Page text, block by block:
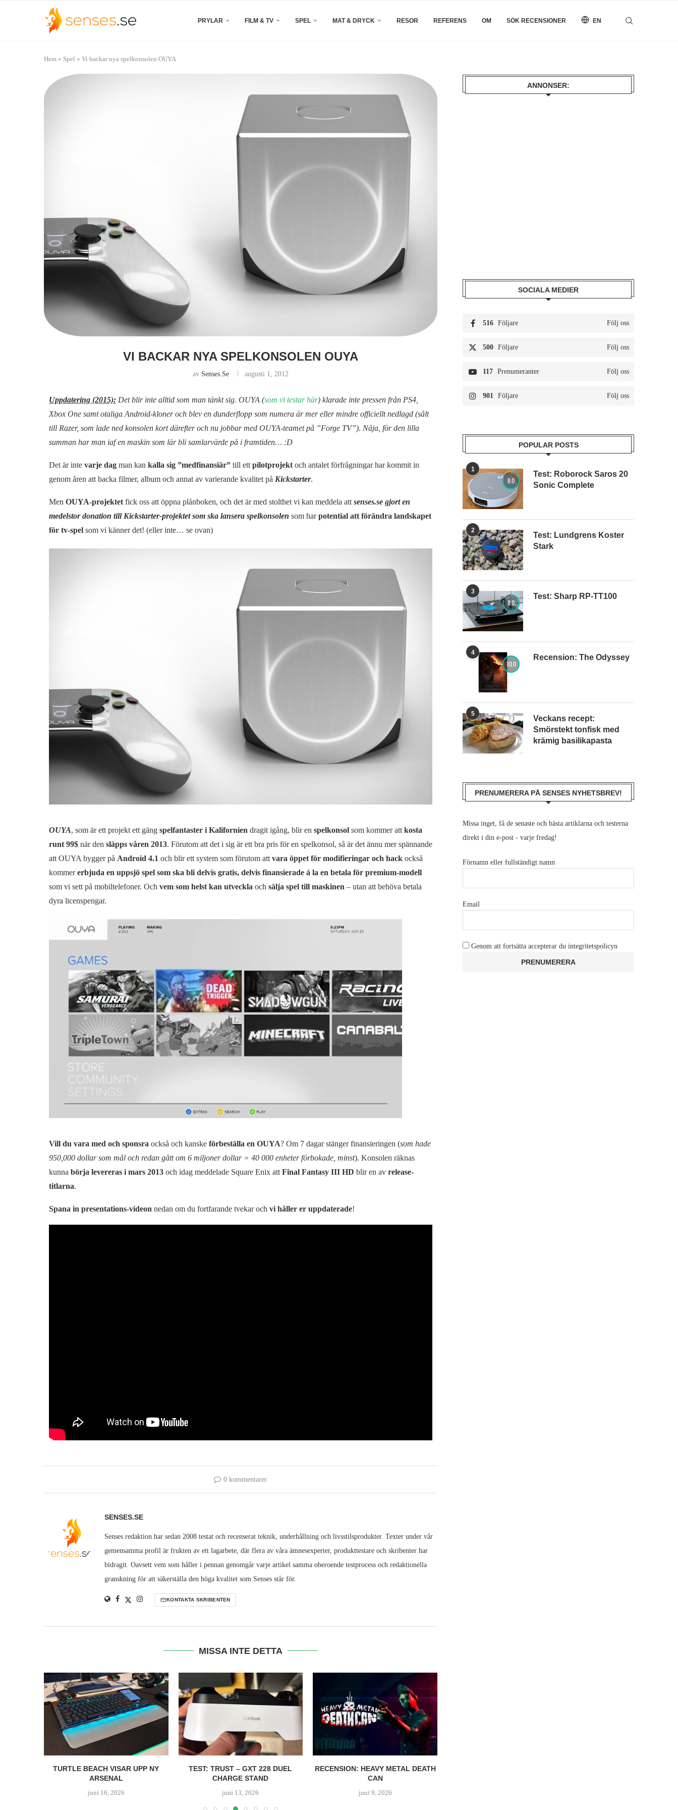
PRYLAR FILM & TV SPEL MAT & DRYCK RESOR REFERENS OM SÖK RECENSIONER EN
Hem » Spel » Vi backar nya spelkonsolen OUYA
VI BACKAR NYA SPELKONSOLEN OUYA
av Senses.se augusti 1, 2012
Uppdatering (2015): Det blir inte alltid som man tänkt sig. OUYA (som vi testar här) klarade inte pressen från PS4,
Xbox One samt otaliga Android-kloner och blev en dunderflopp som numera är mer eller mindre officiellt nedlagd (sålt
till Razer, som lade ned konsolen kort därefter och nu jobbar med OUYA-teamet på ”Forge TV”). Nåja, för den lilla
summan har man iaf en maskin som lär bli samlarvärde på i framtiden… :D
Det är inte varje dagman kan kalla sig ”medfinansiär”till ett pilotprojektoch antalet förfrågningar har kommit in
genom åren att backa filmer, album och annat av varierande kvalitet på Kickstarter.
Men OUYA-projektetfick oss att öppna plånboken, och det är med stolthet vi kan meddela attsenses.se gjort en
medelstor donation till Kickstarter-projektet som ska lansera spelkonsolen som harpotential att förändra landskapet
för tv-spelsom vi känner det! (eller inte… se ovan)
OUYA, som är ett projekt ett gäng spelfantaster i Kalifornien dragit igång, blir en spelkonsolsom kommer attkosta
runt 99$när den släpps våren 2013. Förutom att det i sig är ett bra pris för en spelkonsol, så är det ännu mer spännande
att OUYA bygger på Android 4.1 och blir ett system som förutom att vara öppet för modifieringar och hackockså
kommererbjuda en uppsjö spel som ska bli delvis gratis, delvis finansierade á la en betala för premium-modell
som vi sett på mobiltelefoner. Och vem som helst kan utveckla och sälja spel till maskinen – utan att behöva betala
dyra licenspengar.
Vill du vara med och sponsra också och kanske förbeställa en OUYA? Om 7 dagar stänger finansieringen (som hade
950,000 dollar som mål och redan gått om 6 miljoner dollar = 40 000 enheter förbokade, minst). Konsolen räknas
kunna börja levereras i mars 2013och idag meddelade Square Enix att Final Fantasy III HD blir en av release-
titlarna.
Spana in presentations-videon nedan om du fortfarande tvekar och vi håller er uppdaterade!
0 kommentarer
SENSES.SE
Senses redaktion har sedan 2008 testat och recenserat teknik, underhållning och livsstilsprodukter. Texter under vår
gemensamma profil är frukten av ett lagarbete, där flera av våra ämnesexperter, produkttestare och skribenter har
bidragit. Oavsett vem som håller i pennan genomgår varje artikel samma oberoende testprocess och redaktionella
granskning för att säkerställa den höga kvalitet som Senses står för.
KONTAKTA SKRIBENTEN
MISSA INTE DETTA
TURTLE BEACH VISAR UPP NY
ARSENAL
juni 16, 2026
TEST: TRUST – GXT 228 DUEL
CHARGE STAND
juni 13, 2026
RECENSION: HEAVY METAL DEATH
CAN
juni 9, 2026
ANNONSER:
SOCIALA MEDIER
516 Följare Följ oss
500 Följare Följ oss
117 Prenumeranter Följ oss
901 Följare Följ oss
POPULAR POSTS
1
8.0
Test: Roborock Saros 20
Sonic Complete
2
Test: Lundgrens Koster
Stark
3
8.0
Test: Sharp RP-TT100
4
10.0
Recension: The Odyssey
5
Veckans recept:
Smörstekt tonfisk med
krämig basilikapasta
PRENUMERERA PÅ SENSES NYHETSBREV!
Missa inget, få de senaste och bästa artiklarna och testerna
direkt i din e-post - varje fredag!
Förnamn eller fullständigt namn
Email
Genom att fortsätta accepterar du integritetspolicyn